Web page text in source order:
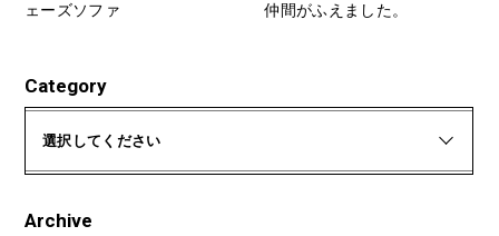
ェーズソファ
仲間がふえました。
Category
選択してください
Archive